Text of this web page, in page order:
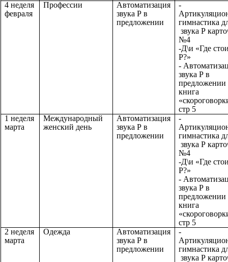
4 неделя
февраля
Профессии
Автоматизация
звука Р в
предложении
-
гимнастика
звука Р
№4
-Д\и «Где
Р?»
-
звука Р в
предложении
книга
стр 5
1 неделя
марта
Международный
женский день
Автоматизация
звука Р в
предложении
-
гимнастика
звука Р
№4
-Д\и «Где
Р?»
-
звука Р в
предложении
книга
стр 5
2 неделя
марта
Одежда
Автоматизация
звука Р в
предложении
-
гимнастика
звука Р